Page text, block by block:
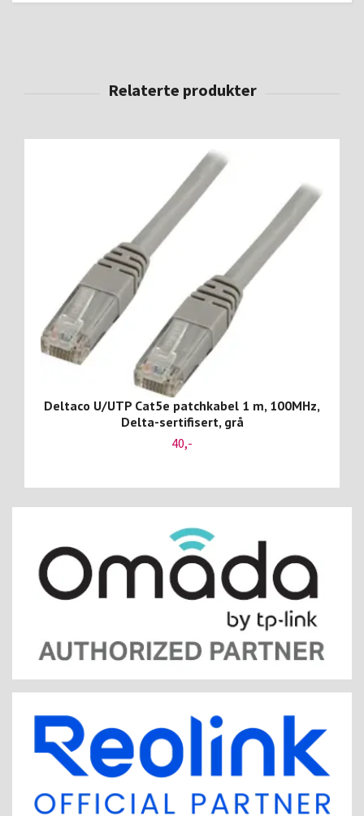
Deltaco U/UTP Cat5e patchkabel 1 m, 100MHz,
Delta-sertifisert, grå
40,-